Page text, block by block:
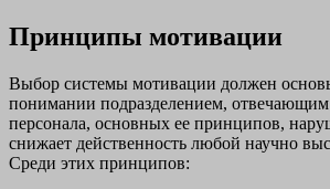
Принципы мотивации
Выбор системы мотивации должен
понимании подразделением, отвечающим
персонала, основных ее принципов,
снижает действенность любой научно
Среди этих принципов: